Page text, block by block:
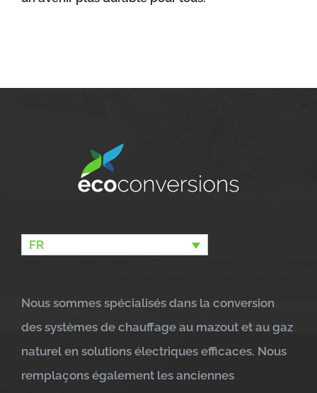
FR
Nous sommes spécialisés dans la conversion
des systèmes de chauffage au mazout et au gaz
naturel en solutions électriques efficaces. Nous
remplaçons également les anciennes